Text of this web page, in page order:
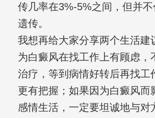
传几率在3%-5%之间，但并
遗传。
我想再给大家分享两个生活建
为白癜风在找工作上有顾虑，
治疗，等到病情好转后再找工
更有把握；如果因为白癜风而
感情生活，一定要坦诚地与对